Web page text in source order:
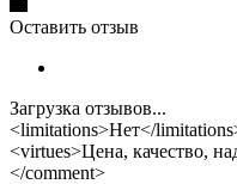
Оставить отзыв
Загрузка отзывов...
<limitations>Нет</
<virtues>Цена, качество,
</comment>